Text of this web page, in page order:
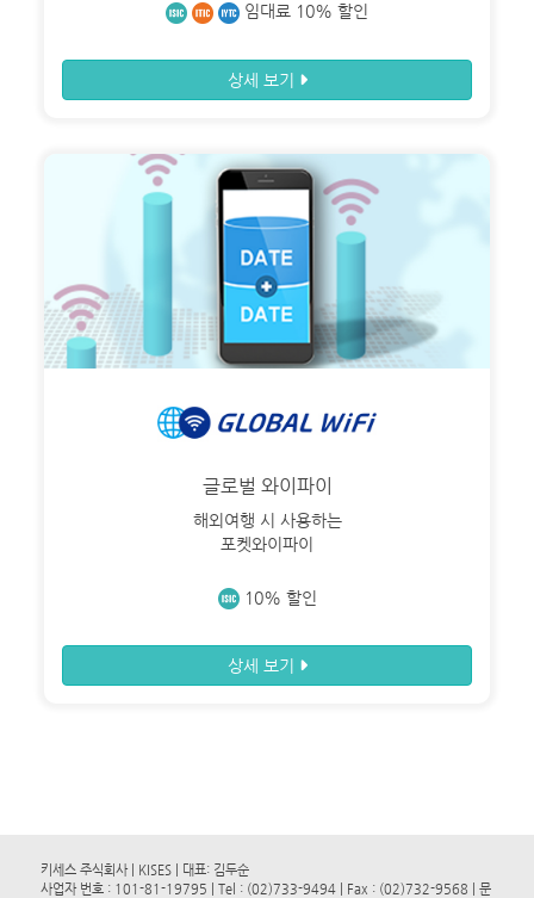
임대료 10% 할인
상세 보기
글로벌 와이파이
해외여행 시 사용하는
포켓와이파이
10% 할인
상세 보기
키세스 주식회사 | KISES | 대표: 김두순
사업자 번호 : 101-81-19795 | Tel : (02)733-9494 | Fax : (02)732-9568 | 문